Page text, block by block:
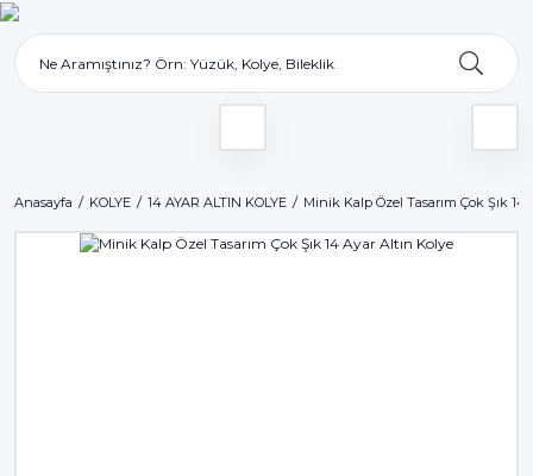
Anasayfa KOLYE 14 AYAR ALTIN KOLYE Minik Kalp Özel Tasarım Çok Şık 14